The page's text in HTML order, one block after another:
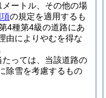
ートル、その他の場
の規定を適用するも
4種第4級の道路にあ
由によりやむを得な
っては、当該道路の
除雪を考慮するもの